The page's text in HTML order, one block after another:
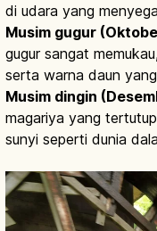
di udara yang
Musim gugur
gugur sangat
serta warna daun
Musim dingin
magariya yang
sunyi seperti dunia